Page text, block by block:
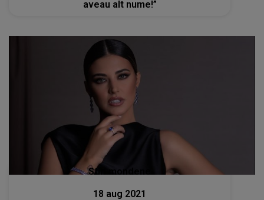
aveau alt nume!”
Stiri mondene
18 aug 2021